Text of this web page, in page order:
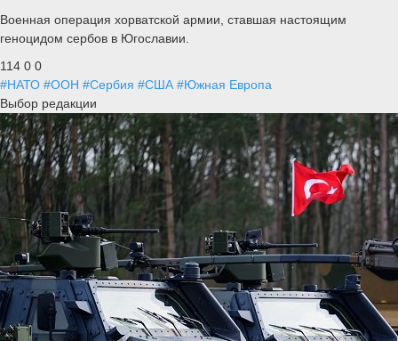
Военная операция хорватской армии, ставшая настоящим
геноцидом сербов в Югославии.
114 0 0
#НАТО #ООН #Сербия #США #Южная Европа
Выбор редакции